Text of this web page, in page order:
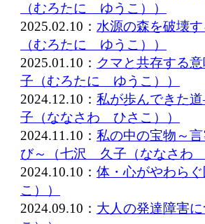
（むろたに ゆうこ））
2025.02.10： 水源の森を破壊
（むろたに ゆうこ））
2025.01.10： クマと共存する
子（むろたに ゆうこ））
2024.12.10： 私が歩んできた
子（ななさわ ひさこ））
2024.11.10： 私の中の宝物～
び～（七沢 久子（ななさわ
2024.10.10： 体・心がやわら
こ））
2024.09.10： 大人の発達障害